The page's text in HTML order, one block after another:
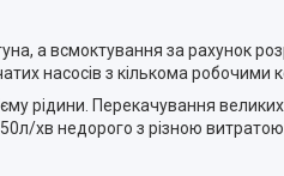
а всмоктування за рахунок
насосів з кількома робочими
рідини. Перекачування великих
хв недорого з різною